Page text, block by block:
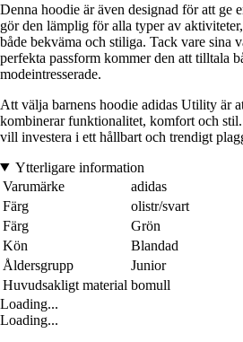
Denna hoodie är även designad för att ge
gör den lämplig för alla typer av
både bekväma och stiliga. Tack vare sina
perfekta passform kommer den att tilltala
modeintresserade.
Att välja barnens hoodie adidas Utility är
kombinerar funktionalitet, komfort och
vill investera i ett hållbart och trendigt
Ytterligare information
Varumärke
adidas
Färg
olistr/svart
Färg
Grön
Kön
Blandad
Åldersgrupp
Junior
Huvudsakligt material bomull
Loading...
Loading...